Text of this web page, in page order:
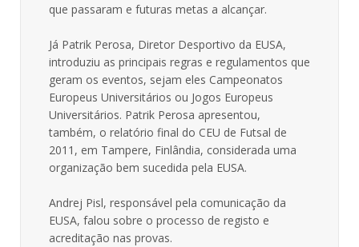
que passaram e futuras metas a alcançar.
Já Patrik Perosa, Diretor Desportivo da EUSA,
introduziu as principais regras e regulamentos que
geram os eventos, sejam eles Campeonatos
Europeus Universitários ou Jogos Europeus
Universitários. Patrik Perosa apresentou,
também, o relatório final do CEU de Futsal de
2011, em Tampere, Finlândia, considerada uma
organização bem sucedida pela EUSA.
Andrej Pisl, responsável pela comunicação da
EUSA, falou sobre o processo de registo e
acreditação nas provas.